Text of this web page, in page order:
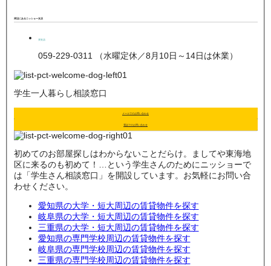
周辺にあるニッショー支店
津支店
059-229-0311 （水曜定休／8月10日～14日は休業）
学生一人暮らし相談窓口
メールでのお問い合わせ
電話でのお問い合わせ
初めてのお部屋探しはわからないことだらけ。ましてや東海地
区に来るのも初めて！…という学生さんのためにニッショーで
は「学生さん相談窓口」を開設しています。お気軽にお問い合
わせください。
愛知県の大学・短大周辺の賃貸物件を探す
岐阜県の大学・短大周辺の賃貸物件を探す
三重県の大学・短大周辺の賃貸物件を探す
愛知県の専門学校周辺の賃貸物件を探す
岐阜県の専門学校周辺の賃貸物件を探す
三重県の専門学校周辺の賃貸物件を探す